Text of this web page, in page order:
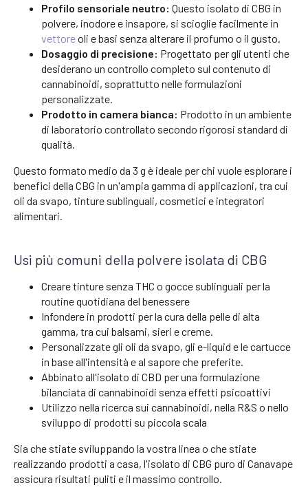
Profilo sensoriale neutro: Questo isolato di CBG in
polvere, inodore e insapore, si scioglie facilmente in
vettoreoli e basi senza alterare il profumo o il gusto.
Dosaggio di precisione: Progettato per gli utenti che
desiderano un controllo completo sul contenuto di
cannabinoidi, soprattutto nelle formulazioni
personalizzate.
Prodotto in camera bianca: Prodotto in un ambiente
di laboratorio controllato secondo rigorosi standard di
qualità.
Questo formato medio da 3 g è ideale per chi vuole esplorare i
benefici della CBG in un'ampia gamma di applicazioni, tra cui
oli da svapo, tinture sublinguali, cosmetici e integratori
alimentari.
Usi più comuni della polvere isolata di CBG
Creare tinture senza THC o gocce sublinguali per la
routine quotidiana del benessere
Infondere in prodotti per la cura della pelle di alta
gamma, tra cui balsami, sieri e creme.
Personalizzate gli oli da svapo, gli e-liquid e le cartucce
in base all'intensità e al sapore che preferite.
Abbinato all'isolato di CBD per una formulazione
bilanciata di cannabinoidi senza effetti psicoattivi
Utilizzo nella ricerca sui cannabinoidi, nella R&S o nello
sviluppo di prodotti su piccola scala
Sia che stiate sviluppando la vostra linea o che stiate
realizzando prodotti a casa, l'isolato di CBG puro di Canavape
assicura risultati puliti e il massimo controllo.